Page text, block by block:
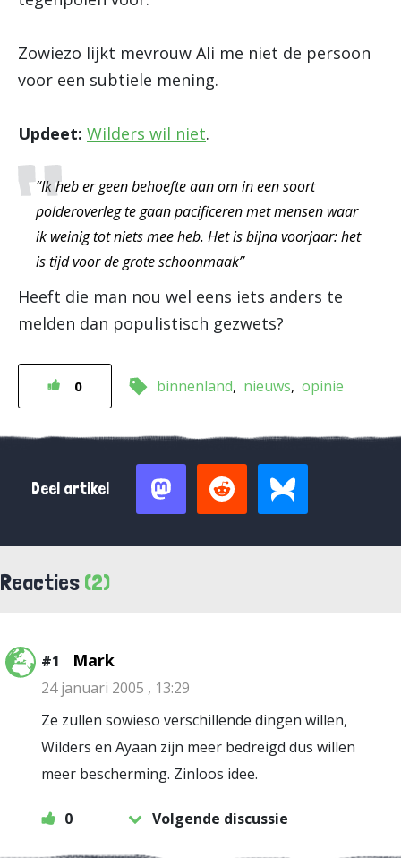
Zowiezo lijkt mevrouw Ali me niet de persoon
voor een subtiele mening.
Updeet: Wilders wil niet.
“Ik heb er geen behoefte aan om in een soort
polderoverleg te gaan pacificeren met mensen waar
ik weinig tot niets mee heb. Het is bijna voorjaar: het
is tijd voor de grote schoonmaak”
Heeft die man nou wel eens iets anders te
melden dan populistisch gezwets?
0 binnenland nieuws opinie
Deel artikel
Reacties (2)
#1 Mark
24 januari 2005 , 13:29
Ze zullen sowieso verschillende dingen willen,
Wilders en Ayaan zijn meer bedreigd dus willen
meer bescherming. Zinloos idee.
0 Volgende discussie